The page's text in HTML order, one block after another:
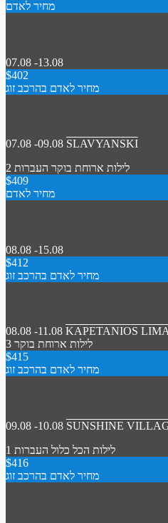
מחיר לאדם
07.08 -13.08
$402
מחיר לאדם בהרכב זוג
07.08 -09.08 SLAVYANSKI
2 לילות ארוחת בוקר העברות
$409
מחיר לאדם
08.08 -15.08
$412
מחיר לאדם בהרכב זוג
08.08 -11.08 KAPETANIOS
3 לילות ארוחת בוקר
$415
מחיר לאדם בהרכב זוג
09.08 -10.08 SUNSHINE
1 לילות הכל כלול העברות
$416
מחיר לאדם בהרכב זוג